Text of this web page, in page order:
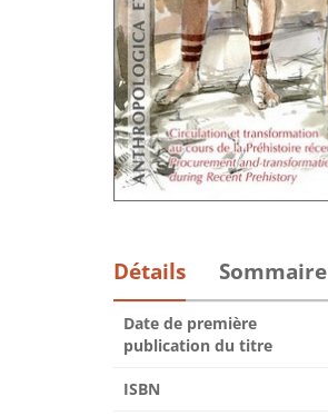
Détails Sommaire
Date de première
publication du titre
ISBN